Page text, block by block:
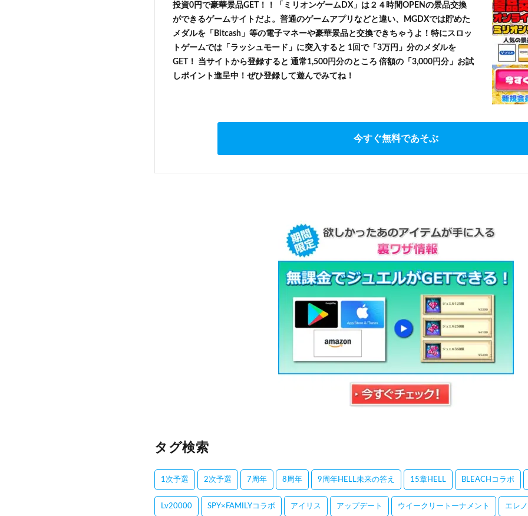
投資0円で豪華景品GET！！「ミリオンゲームDX」は２４時間OPENの景品交換
ができるゲームサイトだよ。普通のゲームアプリなどと違い、MGDXでは貯めた
メダルを「Bitcash」等の電子マネーや豪華景品と交換できちゃうよ！特にスロッ
トゲームでは「ラッシュモード」に突入すると 1回で「3万円」分のメダルを
GET！ 当サイトから登録すると 通常1,500円分のところ 倍額の「3,000円分」お試
しポイント進呈中！ぜひ登録して遊んでみてね！
今すぐ無料であそぶ
タグ検索
1次予選 2次予選 7周年 8周年 9周年HELL未来の答え 15章HELL BLEACHコラボ
Lv20000 SPY×FAMILYコラボ アイリス アップデート ウイークリートーナメント エレ